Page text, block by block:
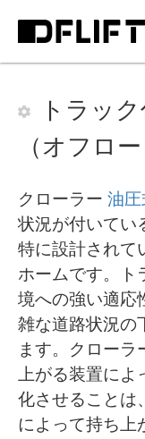
トラッ
（オフロ
クローラー 油圧
状況が付いてい
特に設計されて
ホームです。ト
境への強い適応
雑な道路状況の
ます。クロー
上がる装置に
化させることは
によって持ち上